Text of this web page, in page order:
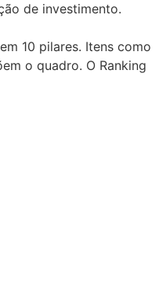
de investimento.
10 pilares. Itens como
o quadro. O Ranking